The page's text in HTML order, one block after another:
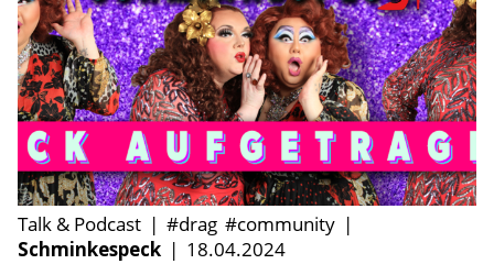
Talk & Podcast | #drag #community |
Schminkespeck | 18.04.2024